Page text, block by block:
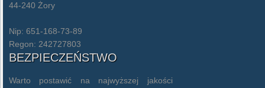
44-240 Żory
Nip: 651-168-73-89
Regon: 242727803
BEZPIECZEŃSTWO
Warto postawić na najwyższej jakości